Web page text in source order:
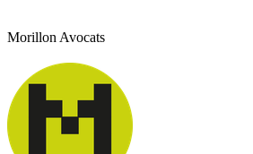
Morillon Avocats